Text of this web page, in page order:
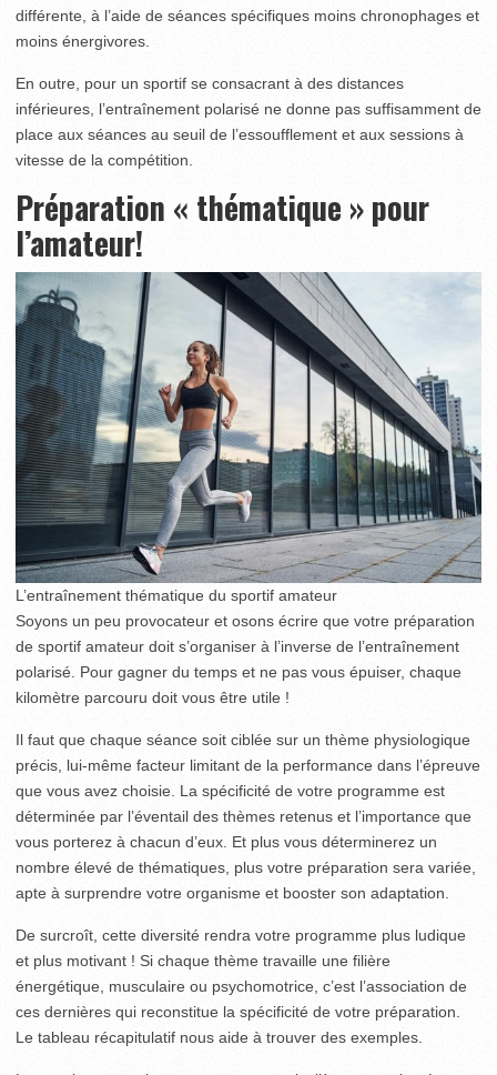
différente, à l’aide de séances spécifiques moins chronophages et
moins énergivores.
En outre, pour un sportif se consacrant à des distances
inférieures, l’entraînement polarisé ne donne pas suffisamment de
place aux séances au seuil de l’essoufflement et aux sessions à
vitesse de la compétition.
Préparation « thématique » pour
l’amateur!
L’entraînement thématique du sportif amateur
Soyons un peu provocateur et osons écrire que votre préparation
de sportif amateur doit s’organiser à l’inverse de l’entraînement
polarisé. Pour gagner du temps et ne pas vous épuiser, chaque
kilomètre parcouru doit vous être utile !
Il faut que chaque séance soit ciblée sur un thème physiologique
précis, lui-même facteur limitant de la performance dans l’épreuve
que vous avez choisie. La spécificité de votre programme est
déterminée par l’éventail des thèmes retenus et l’importance que
vous porterez à chacun d’eux. Et plus vous déterminerez un
nombre élevé de thématiques, plus votre préparation sera variée,
apte à surprendre votre organisme et booster son adaptation.
De surcroît, cette diversité rendra votre programme plus ludique
et plus motivant ! Si chaque thème travaille une filière
énergétique, musculaire ou psychomotrice, c’est l’association de
ces dernières qui reconstitue la spécificité de votre préparation.
Le tableau récapitulatif nous aide à trouver des exemples.